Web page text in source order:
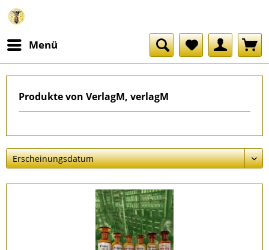
Menü
Produkte von VerlagM, verlagM